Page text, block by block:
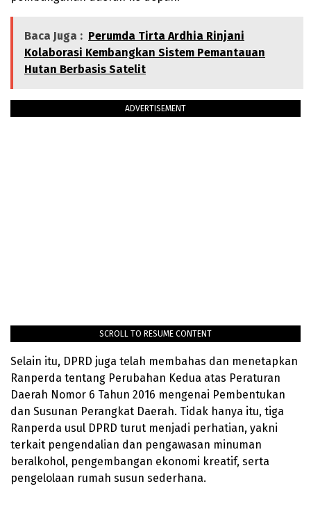
Baca Juga : Perumda Tirta Ardhia Rinjani
Kolaborasi Kembangkan Sistem Pemantauan
Hutan Berbasis Satelit
ADVERTISEMENT
SCROLL TO RESUME CONTENT
Selain itu, DPRD juga telah membahas dan menetapkan
Ranperda tentang Perubahan Kedua atas Peraturan
Daerah Nomor 6 Tahun 2016 mengenai Pembentukan
dan Susunan Perangkat Daerah. Tidak hanya itu, tiga
Ranperda usul DPRD turut menjadi perhatian, yakni
terkait pengendalian dan pengawasan minuman
beralkohol, pengembangan ekonomi kreatif, serta
pengelolaan rumah susun sederhana.